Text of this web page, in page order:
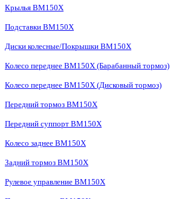
Крылья BM150X
Подставки BM150X
Диски колесные/Покрышки BM150X
Колесо переднее BM150X (Барабанный тормоз)
Колесо переднее BM150X (Дисковый тормоз)
Передний тормоз BM150X
Передний суппорт BM150X
Колесо заднее BM150X
Задний тормоз BM150X
Рулевое управление BM150X